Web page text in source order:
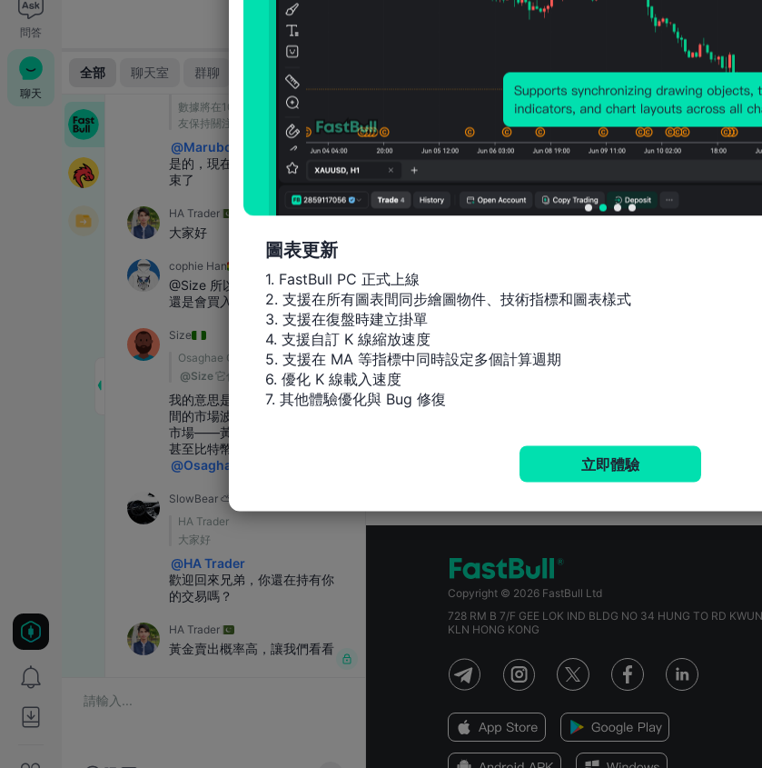
問答
聊天
Copyright © 2026 FastBull Ltd
728 RM B 7/F GEE LOK IND BLDG NO 34 HUNG TO RD
KLN HONG KONG
圖表更新
1. FastBull PC 正式上線
2. 支援在所有圖表間同步繪圖物件、技術指標和圖表樣式
3. 支援在復盤時建立掛單
4. 支援自訂 K 線縮放速度
5. 支援在 MA 等指標中同時設定多個計算週期
6. 優化 K 線載入速度
7. 其他體驗優化與 Bug 修復
立即體驗